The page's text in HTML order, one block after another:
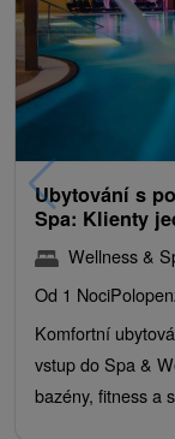
Ubytování s
Spa: Klienty
Wellness &
Od 1 Noci
Komfortní
vstup do Spa &
bazény, fitness a